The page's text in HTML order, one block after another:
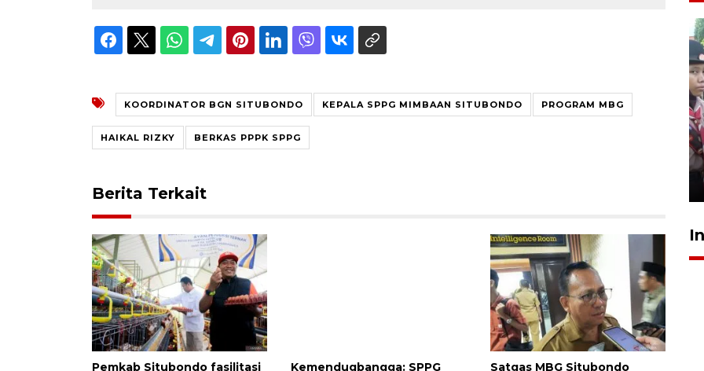
KOORDINATOR BGN SITUBONDO KEPALA SPPG MIMBAAN SITUBONDO PROGRAM MBG
HAIKAL RIZKY BERKAS PPPK SPPG
Berita Terkait
Pemkab Situbondo fasilitasi
Kemendugbangga: SPPG
Satgas MBG Situbondo